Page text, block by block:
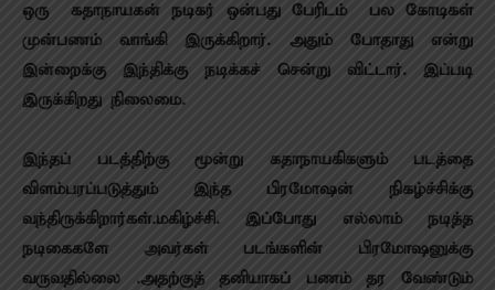
ஒரு கதாநாயகன் நடிகர் ஒன்பது பேரிடம் பல கோடிகள்
முன்பணம் வாங்கி இருக்கிறார். அதும் போதாது என்று
இன்றைக்கு இந்திக்கு நடிக்கச் சென்று விட்டார். இப்படி
இருக்கிறது நிலைமை.
இந்தப் படத்திற்கு மூன்று கதாநாயகிகளும் படத்தை
விளம்பரப்படுத்தும் இந்த பிரமோஷன் நிகழ்ச்சிக்கு
வந்திருக்கிறார்கள்.மகிழ்ச்சி. இப்போது எல்லாம் நடித்த
நடிகைகளே அவர்கள் படங்களின் பிரமோஷனுக்கு
வருவதில்லை .அதற்குத் தனியாகப் பணம் தர வேண்டும்